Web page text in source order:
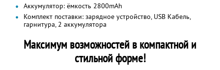
Аккумулятор: ёмкость 2800mАh
Комплект поставки: зарядное устройство, USB Кабель,
гарнитура, 2 аккумулятора
Максимум возможностей в компактной и
стильной форме!